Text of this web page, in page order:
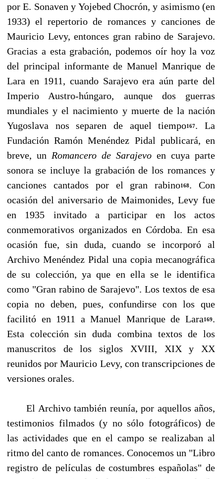
por E. Sonaven y Yojebed Chocrón, y asimismo (en
1933) el repertorio de romances y canciones de
Mauricio Levy, entonces gran rabino de Sarajevo.
Gracias a esta grabación, pode­mos oír hoy la voz
del principal informante de Manuel Manrique de
Lara en 1911, cuando Sa­rajevo era aún parte del
Imperio Austro-húngaro, aunque dos guerras
mundiales y el nacimiento y muerte de la nación
Yugoslava nos separen de aquel tiempo167. La
Fundación Ramón Menéndez Pidal publicará, en
breve, un Romancero de Sarajevo en cuya parte
sonora se incluye la gra­bación de los romances y
canciones cantados por el gran rabino168. Con
ocasión del aniversario de Maimonides, Levy fue
en 1935 invitado a participar en los actos
conmemorativos organiza­dos en Córdoba. En esa
ocasión fue, sin duda, cuando se incorporó al
Archivo Menéndez Pidal una copia mecanográfica
de su colección, ya que en ella se le identifica
como "Gran rabino de Sarajevo". Los textos de esa
copia no deben, pues, confundirse con los que
facilitó en 1911 a Ma­nuel Manrique de Lara169.
Esta colección sin duda combina textos de los
manuscritos de los si­glos XVIII, XIX y XX
reunidos por Mauricio Levy, con transcripciones de
versiones orales.
El Archivo también reunía, por aquellos años,
testimonios filmados (y no sólo fotográficos) de
las actividades que en el campo se realizaban al
ritmo del canto de romances. Conocemos un "Li­bro
registro de películas de costumbres españolas" de